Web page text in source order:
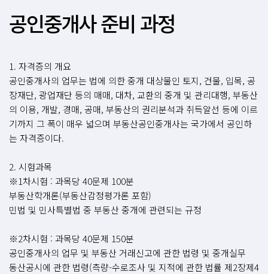
공인중개사 준비 과정
1. 자격증의 개요
공인중개사의 업무는 법에 의한 중개 대상물인 토지, 건물, 입목, 공
장재단, 광업재단 등의 매매, 대차, 교환의 중개 및 관리대행, 부동산
의 이용, 개발, 경매, 공매, 부동산의 권리분석과 취득알선 등에 이르
기까지 그 폭이 매우 넓으며 부동산공인중개사는 국가에서 공인하
는 자격증이다.
2. 시험과목
※1차시험 : 과목당 40문제 100분
부동산학개론(부동산감정평가론 포함)
민법 및 민사특별법 중 부동산 중개에 관련되는 규정
※2차시험 : 과목당 40문제 150분
공인중개사의 업무 및 부동산 거래신고에 관한 법령 및 중개실무
동산공시에 관한 법령(측량-수로조사 및 지적에 관한 법률 제2장제4